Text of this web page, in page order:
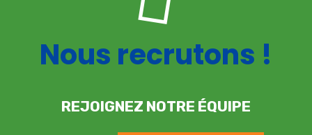
Nous recrutons !
REJOIGNEZ NOTRE ÉQUIPE